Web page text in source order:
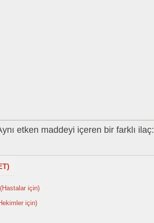
etken maddeyi içeren bir farklı ilaç:
için)
için)